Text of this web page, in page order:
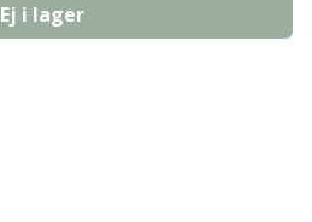
Ej i lager